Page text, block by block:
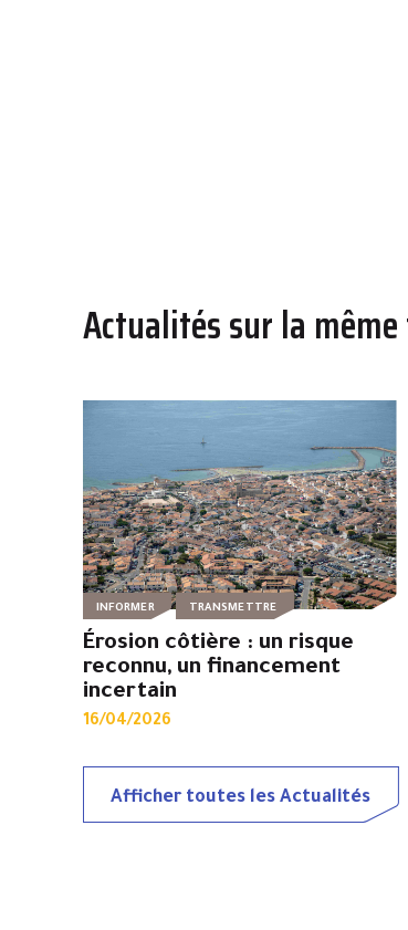
Actualités sur la
INFORMER TRANSMETTRE
Érosion côtière : un risque
reconnu, un financement
incertain
16/04/2026
Afficher toutes les Actualités